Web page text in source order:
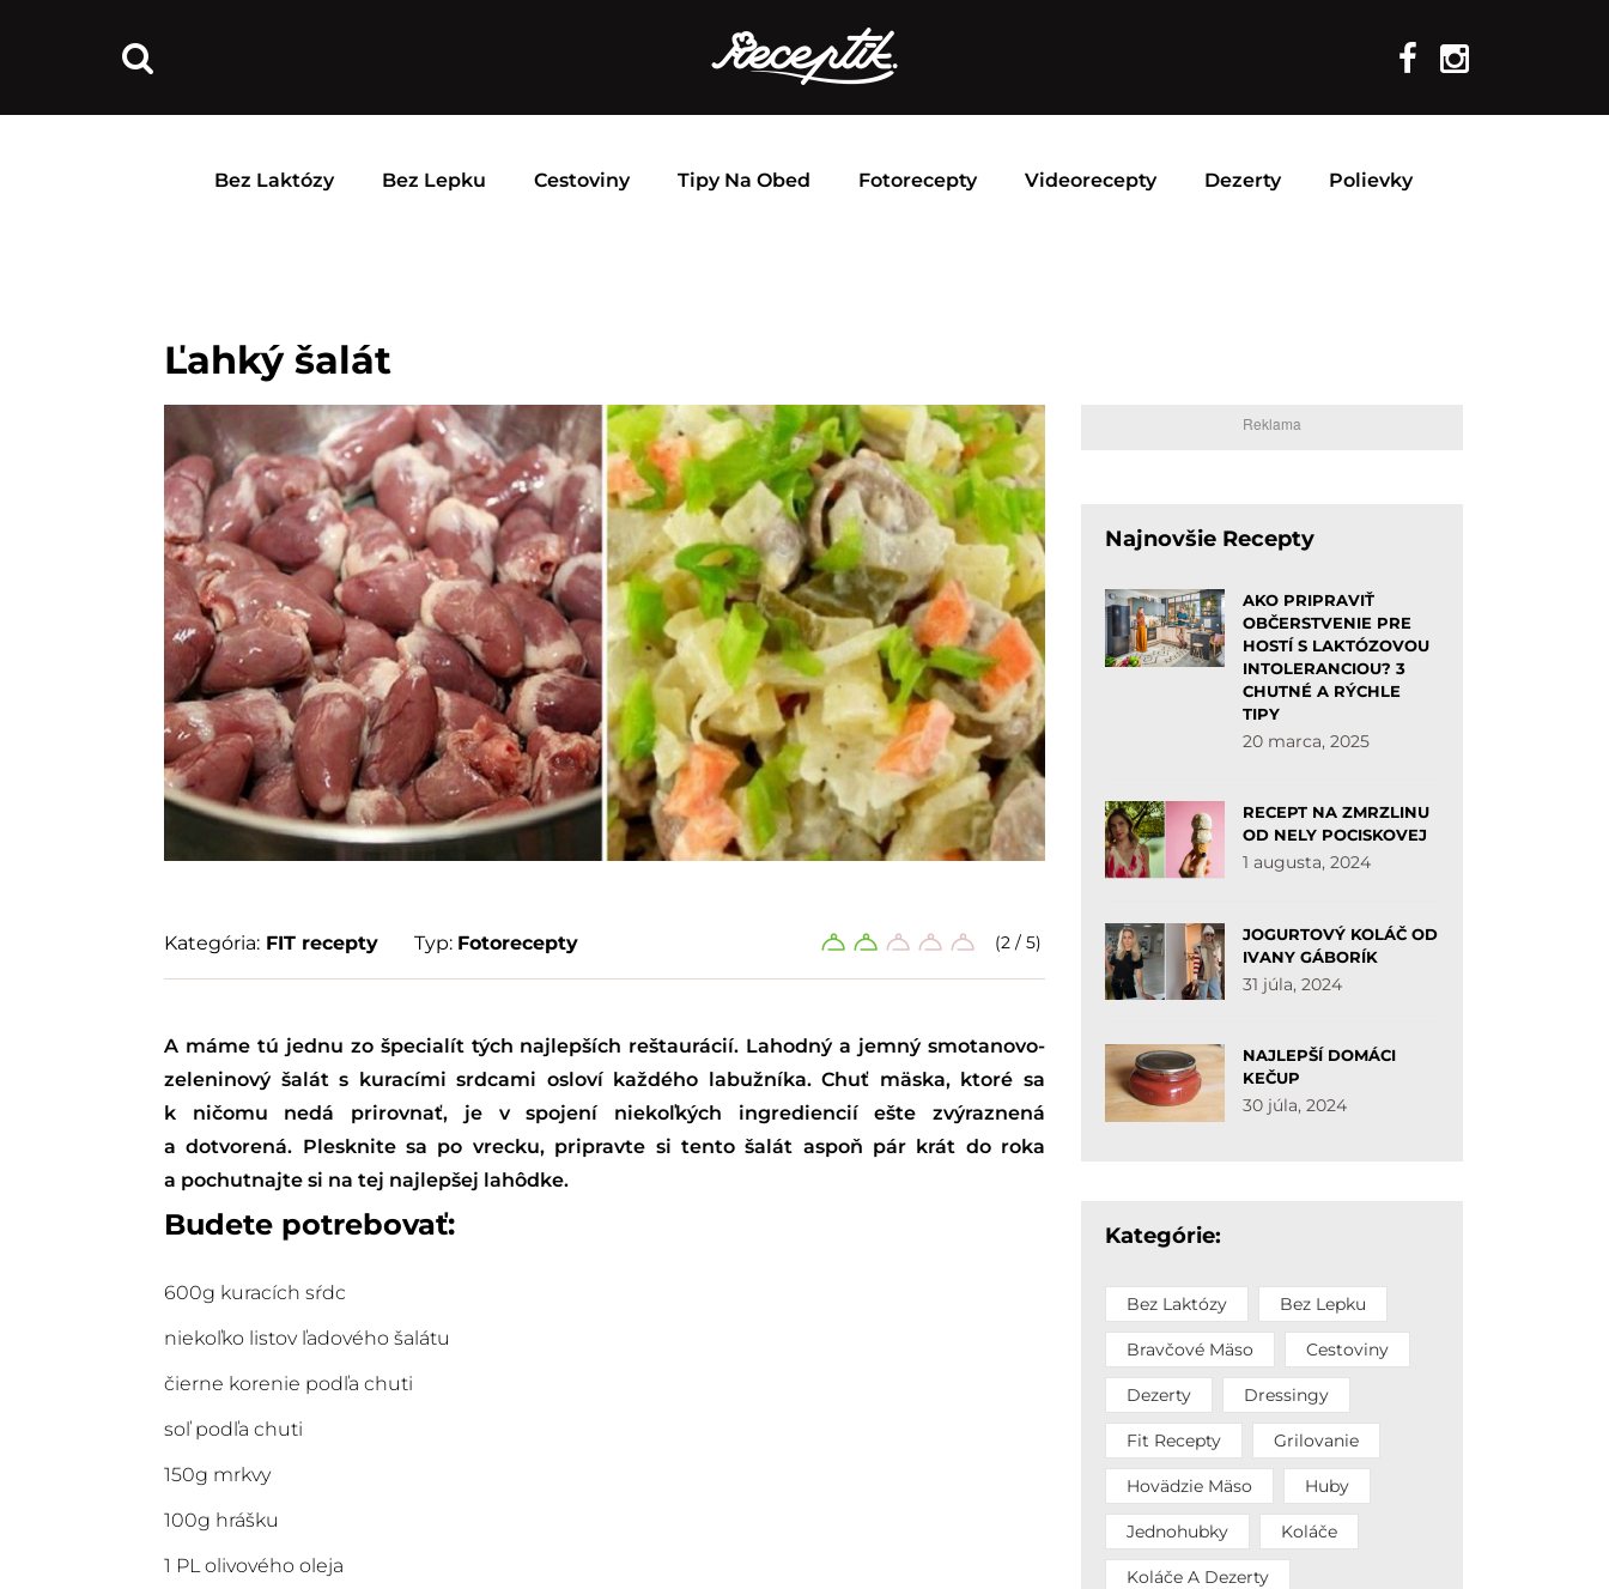
Bez Laktózy Bez Lepku Cestoviny Tipy Na Obed Fotorecepty Videorecepty Dezerty Polievky
Ľahký šalát
(2 / 5)
Kategória: FIT recepty Typ: Fotorecepty
A máme tú jednu zo špecialít tých najlepších reštaurácií. Lahodný a jemný smotanovo-
zeleninový šalát s kuracími srdcami osloví každého labužníka. Chuť mäska, ktoré sa
k ničomu nedá prirovnať, je v spojení niekoľkých ingrediencií ešte zvýraznená
a dotvorená. Plesknite sa po vrecku, pripravte si tento šalát aspoň pár krát do roka
a pochutnajte si na tej najlepšej lahôdke.
Budete potrebovať:
600g kuracích sŕdc
niekoľko listov ľadového šalátu
čierne korenie podľa chuti
soľ podľa chuti
150g mrkvy
100g hrášku
1 PL olivového oleja
Reklama
Najnovšie Recepty
AKO PRIPRAVIŤ
OBČERSTVENIE PRE
HOSTÍ S LAKTÓZOVOU
INTOLERANCIOU? 3
CHUTNÉ A RÝCHLE
TIPY
20 marca, 2025
RECEPT NA ZMRZLINU
OD NELY POCISKOVEJ
1 augusta, 2024
JOGURTOVÝ KOLÁČ OD
IVANY GÁBORÍK
31 júla, 2024
NAJLEPŠÍ DOMÁCI
KEČUP
30 júla, 2024
Kategórie:
Bez Laktózy Bez Lepku
Bravčové Mäso Cestoviny
Dezerty Dressingy
Fit Recepty Grilovanie
Hovädzie Mäso Huby
Jednohubky Koláče
Koláče A Dezerty